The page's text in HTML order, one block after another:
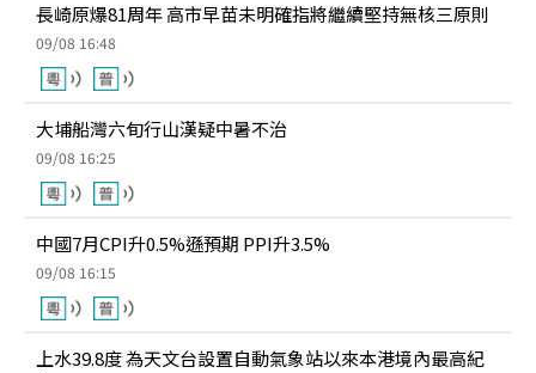
長崎原爆81周年 高市早苗未明確指將繼續堅持無核三原則
09/08 16:48
大埔船灣六旬行山漢疑中暑不治
09/08 16:25
中國7月CPI升0.5%遜預期 PPI升3.5%
09/08 16:15
上水39.8度 為天文台設置自動氣象站以來本港境內最高紀